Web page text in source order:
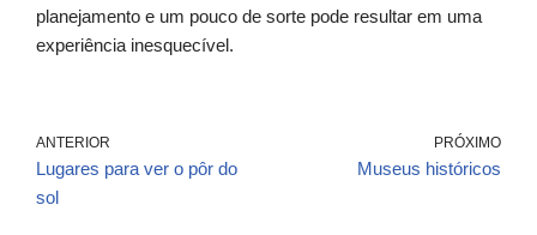
planejamento e um pouco de sorte pode resultar em uma
experiência inesquecível.
ANTERIOR
Lugares para ver o pôr do
sol
PRÓXIMO
Museus históricos